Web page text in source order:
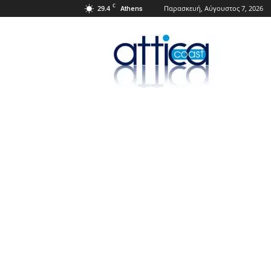
29.4 C Athens Παρασκευή, Αύγουστος 7, 2026
Attica
Coast.gr